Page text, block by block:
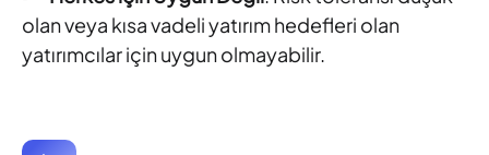
olan veya kısa vadeli yatırım hedefleri olan
yatırımcılar için uygun olmayabilir.